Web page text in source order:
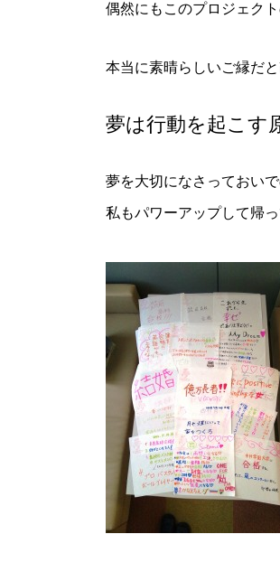
偶然にもこのプロジェク
本当に素晴らしいご縁だ
夢は行動を起こす
夢を大切になさっておい
私もパワーアップして帰